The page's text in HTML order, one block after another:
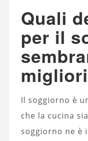
Quali
per il
Il soggiorno è
che la cucina
soggiorno ne è